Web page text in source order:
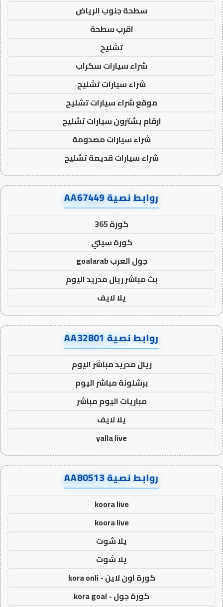
سطحة جنوب الرياض
اقرب سطحة
تشليح
شراء سيارات سكراب
شراء سيارات تشليح
موقع شراء سيارات تشليح
ارقام يشترون سيارات تشليح
شراء سيارات مصدومة
شراء سيارات قديمة تشليح
روابط نصية AA67449
كورة 365
كورة سيتي
جول العرب goalarab
بث مباشر ريال مدريد اليوم
يلا لايف
روابط نصية AA32801
ريال مدريد مباشر اليوم
برشلونة مباشر اليوم
مباريات اليوم مباشر
يلا لايف
yalla live
روابط نصية AA80513
koora live
koora live
يلا شوت
يلا شوت
كورة اون لاين - kora onli
كورة جول - kora goal